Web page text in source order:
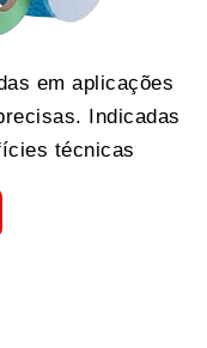
em aplicações
Indicadas
técnicas